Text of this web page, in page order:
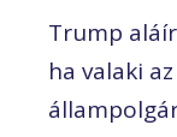
Trump
ha valaki